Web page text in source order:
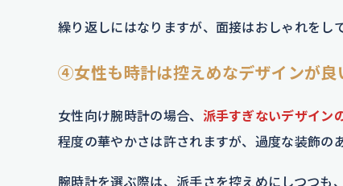
繰り返しにはなりますが、面接はおしゃれをし
④女性も時計は控えめなデザインが良
女性向け腕時計の場合、 派手すぎないデザイン
程度の華やかさは許されますが、過度な装飾の
腕時計を選ぶ際は、派手さを控えめにしつつも